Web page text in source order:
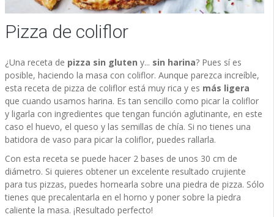
Pizza de coliflor
¿Una receta de pizza sin gluten y... sin harina? Pues sí es
posible, haciendo la masa con coliflor. Aunque parezca increíble,
esta receta de pizza de coliflor está muy rica y es más ligera
que cuando usamos harina. Es tan sencillo como picar la coliflor
y ligarla con ingredientes que tengan función aglutinante, en este
caso el huevo, el queso y las semillas de chía. Si no tienes una
batidora de vaso para picar la coliflor, puedes rallarla.
Con esta receta se puede hacer 2 bases de unos 30 cm de
diámetro. Si quieres obtener un excelente resultado crujiente
para tus pizzas, puedes hornearla sobre una piedra de pizza. Sólo
tienes que precalentarla en el horno y poner sobre la piedra
caliente la masa. ¡Resultado perfecto!